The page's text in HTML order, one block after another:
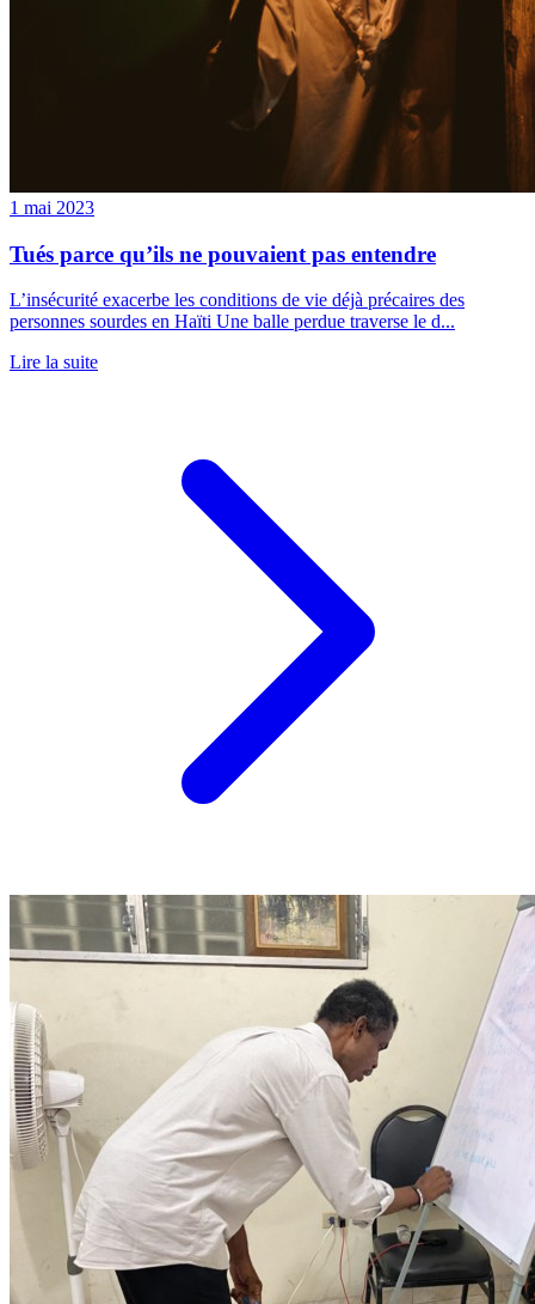
1 mai 2023
Tués parce qu’ils ne pouvaient pas entendre
L’insécurité exacerbe les conditions de vie déjà précaires des
personnes sourdes en Haïti Une balle perdue traverse le d...
Lire la suite